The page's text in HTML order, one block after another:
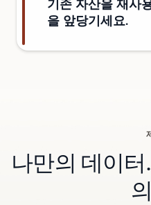
기존 자산을 재사
을 앞당기세요.
나만의 데이